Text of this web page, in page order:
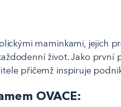
maminkami, jejich
život. Jako
přičemž inspiruje
OVACE: